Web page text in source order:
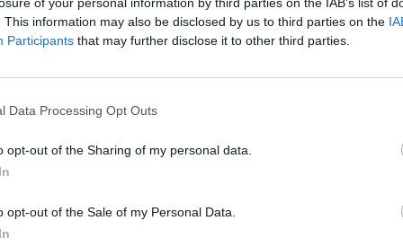
This information may also be disclosed by us to third parties on the
Participants that may further disclose it to other third parties.
Data Processing Opt Outs
opt-out of the Sharing of my personal data.
opt-out of the Sale of my Personal Data.
kapcsolata újabb feszültségforrás: a
haláleset, amely politikai célokat
szolgálViktor Orbán magyar
miután egy magyar származású
25 júl, 2025 By